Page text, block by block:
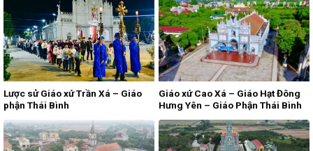
Lược sử Giáo xứ Trần Xá – Giáo
phận Thái Bình
Giáo xứ Cao Xá – Giáo Hạt Đông
Hưng Yên – Giáo Phận Thái Bình